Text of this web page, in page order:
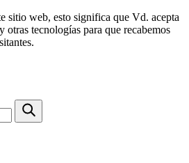
sitio web, esto significa que Vd. acepta
otras tecnologías para que recabemos